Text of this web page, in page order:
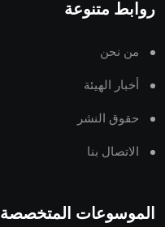
روابط متنوعة
من نحن
أخبار الهيئة
حقوق النشر
الاتصال بنا
الموسوعات المتخصصة